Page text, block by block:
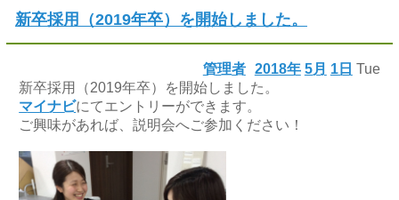
新卒採用（2019年卒）を開始しました。
2018年 5月 1日 Tue
管理者
新卒採用（2019年卒）を開始しました。
マイナビにてエントリーができます。
ご興味があれば、説明会へご参加ください！